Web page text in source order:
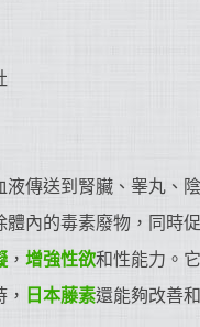
傳送到腎臟、睾丸、
內的毒素廢物，同時
， 增強性欲和性能力。
日本藤素還能夠改善